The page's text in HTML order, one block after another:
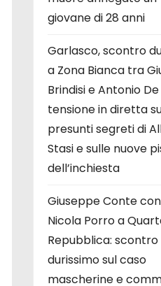
giovane di 28 anni
Garlasco, scontro
a Zona Bianca tra
Brindisi e Antonio De
tensione in diretta
presunti segreti di
Stasi e sulle nuove
dell’inchiesta
Giuseppe Conte
Nicola Porro a
Repubblica: scontro
durissimo sul caso
mascherine e